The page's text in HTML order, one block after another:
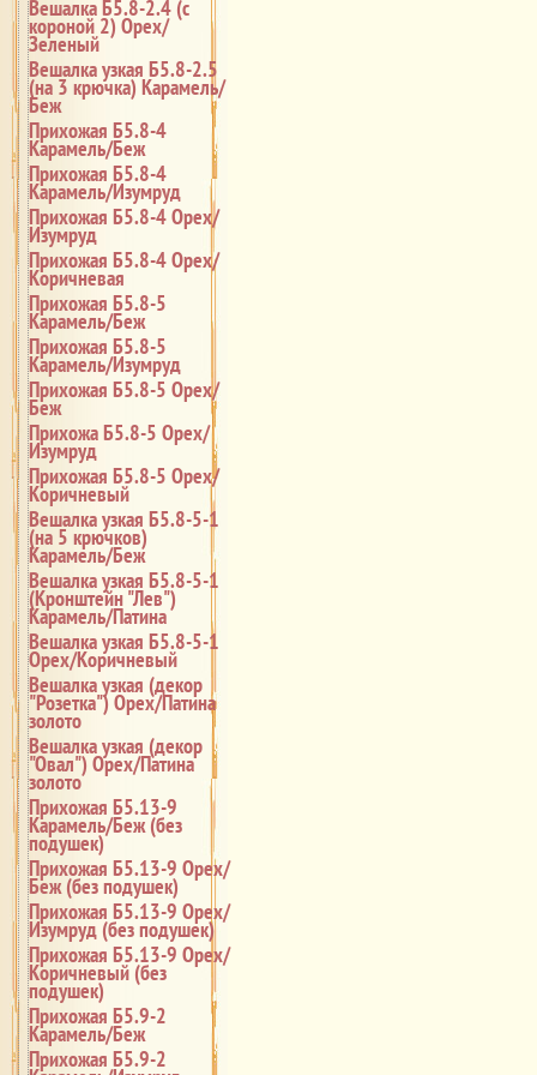
Вешалка Б5.8-2.4 (с
короной 2) Орех/
Зеленый
Вешалка узкая Б5.8-2.5
(на 3 крючка) Карамель/
Беж
Прихожая Б5.8-4
Карамель/Беж
Прихожая Б5.8-4
Карамель/Изумруд
Прихожая Б5.8-4 Орех/
Изумруд
Прихожая Б5.8-4 Орех/
Коричневая
Прихожая Б5.8-5
Карамель/Беж
Прихожая Б5.8-5
Карамель/Изумруд
Прихожая Б5.8-5 Орех/
Беж
Прихожа Б5.8-5 Орех/
Изумруд
Прихожая Б5.8-5 Орех/
Коричневый
Вешалка узкая Б5.8-5-1
(на 5 крючков)
Карамель/Беж
Вешалка узкая Б5.8-5-1
(Кронштейн "Лев")
Карамель/Патина
Вешалка узкая Б5.8-5-1
Орех/Коричневый
Вешалка узкая (декор
"Розетка") Орех/Патина
золото
Вешалка узкая (декор
"Овал") Орех/Патина
золото
Прихожая Б5.13-9
Карамель/Беж (без
подушек)
Прихожая Б5.13-9 Орех/
Беж (без подушек)
Прихожая Б5.13-9 Орех/
Изумруд (без подушек)
Прихожая Б5.13-9 Орех/
Коричневый (без
подушек)
Прихожая Б5.9-2
Карамель/Беж
Прихожая Б5.9-2